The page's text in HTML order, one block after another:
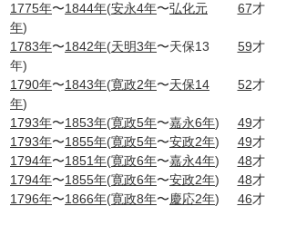
1775年〜1844年(安永4年〜弘化元
年)
67才
1783年〜1842年(天明3年〜天保13
年)
59才
1790年〜1843年(寛政2年〜天保14
年)
52才
1793年〜1853年(寛政5年〜嘉永6年) 49才
1793年〜1855年(寛政5年〜安政2年) 49才
1794年〜1851年(寛政6年〜嘉永4年) 48才
1794年〜1855年(寛政6年〜安政2年) 48才
1796年〜1866年(寛政8年〜慶応2年) 46才